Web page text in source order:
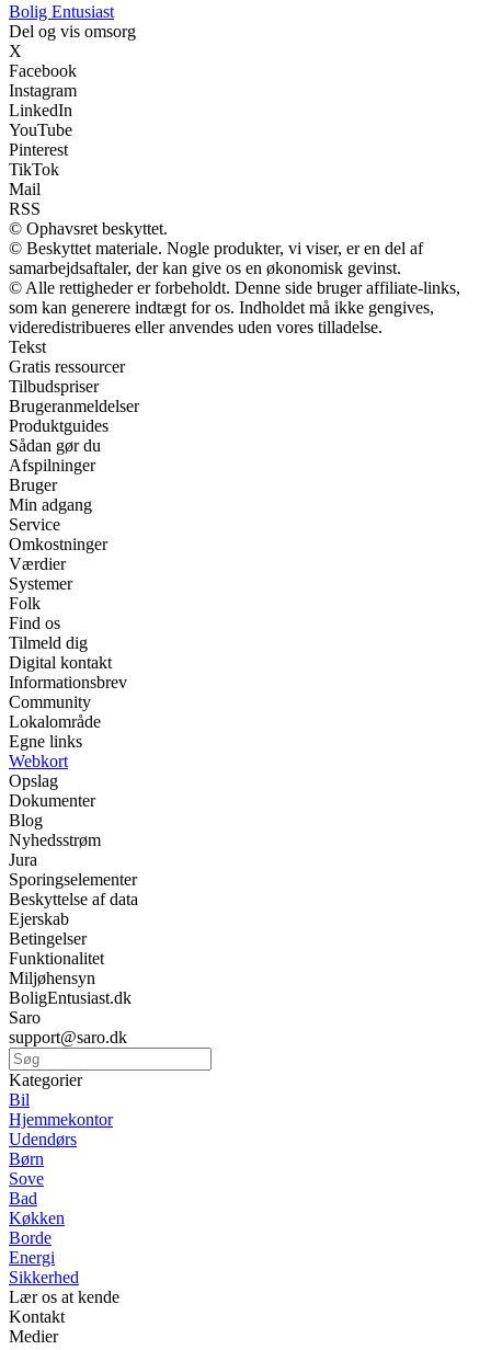
Bolig Entusiast
Del og vis omsorg
X
Facebook
Instagram
LinkedIn
YouTube
Pinterest
TikTok
Mail
RSS
© Ophavsret beskyttet.
© Beskyttet materiale. Nogle produkter, vi viser, er en del af
samarbejdsaftaler, der kan give os en økonomisk gevinst.
© Alle rettigheder er forbeholdt. Denne side bruger affiliate-links,
som kan generere indtægt for os. Indholdet må ikke gengives,
videredistribueres eller anvendes uden vores tilladelse.
Tekst
Gratis ressourcer
Tilbudspriser
Brugeranmeldelser
Produktguides
Sådan gør du
Afspilninger
Bruger
Min adgang
Service
Omkostninger
Værdier
Systemer
Folk
Find os
Tilmeld dig
Digital kontakt
Informationsbrev
Community
Lokalområde
Egne links
Webkort
Opslag
Dokumenter
Blog
Nyhedsstrøm
Jura
Sporingselementer
Beskyttelse af data
Ejerskab
Betingelser
Funktionalitet
Miljøhensyn
BoligEntusiast.dk
Saro
support@saro.dk
Kategorier
Bil
Hjemmekontor
Udendørs
Børn
Sove
Bad
Køkken
Borde
Energi
Sikkerhed
Lær os at kende
Kontakt
Medier